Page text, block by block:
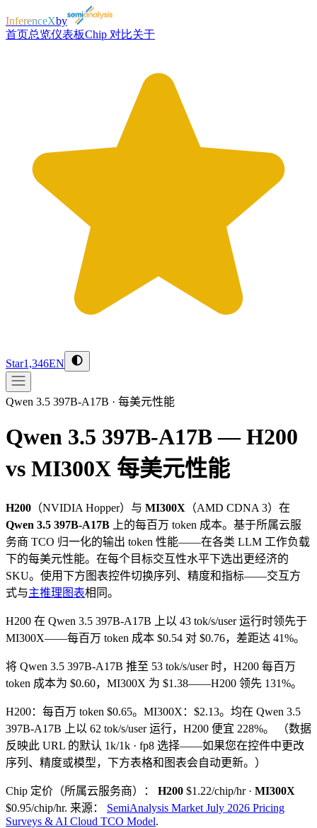
InferenceXby
首页总览仪表板Chip 对比关于
Star1,346EN
Qwen 3.5 397B-A17B · 每美元性能
Qwen 3.5 397B-A17B — H200
vs MI300X 每美元性能
H200 （NVIDIA Hopper）与 MI300X （AMD CDNA 3）在
Qwen 3.5 397B-A17B 上的每百万 token 成本。基于所属云服
务商 TCO 归一化的输出 token 性能——在各类 LLM 工作负载
下的每美元性能。在每个目标交互性水平下选出更经济的
SKU。使用下方图表控件切换序列、精度和指标——交互方
式与主推理图表相同。
H200 在 Qwen 3.5 397B-A17B 上以 43 tok/s/user 运行时领先于
MI300X——每百万 token 成本 $0.54 对 $0.76，差距达 41%。
将 Qwen 3.5 397B-A17B 推至 53 tok/s/user 时，H200 每百万
token 成本为 $0.60，MI300X 为 $1.38——H200 领先 131%。
H200：每百万 token $0.65。MI300X：$2.13。均在 Qwen 3.5
397B-A17B 上以 62 tok/s/user 运行，H200 便宜 228%。
（数据
反映此 URL 的默认 1k/1k · fp8 选择——如果您在控件中更改
序列、精度或模型，下方表格和图表会自动更新。）
Chip 定价（所属云服务商）： H200 $1.22/chip/hr· MI300X
$0.95/chip/hr. 来源：
SemiAnalysis Market July 2026 Pricing
Surveys & AI Cloud TCO Model.